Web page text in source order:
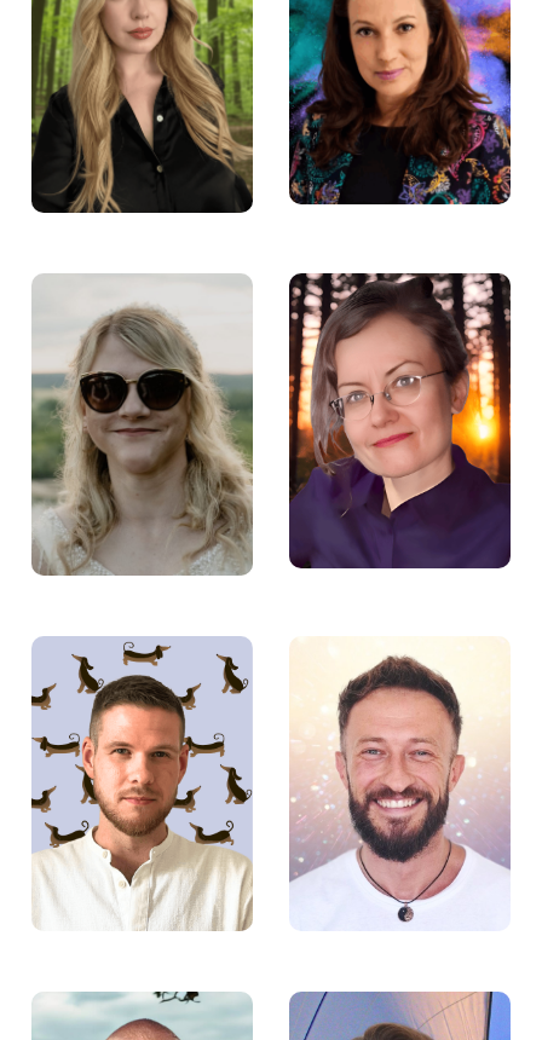
Anna Szczęśniak –
Doradczyni zawodowa
w Fundacji Aktywności
Zawodowej
Kinga Nowakowska –
Mentorka w Fundacji
Aktywności Zawodowej
Angelika Bendowska –
Specjalista ds. szkoleń
w Fundacji Aktywności
Zawodowej
Julia Weber –
Pośredniczka pracy w
Fundacji Aktywności
Zawodowej
Michał Urban –
Pośrednik pracy w
Fundacji Aktywności
Zawodowej
Tomek Borowski –
Doradca zawodowy w
Fundacji Aktywności
Zawodowej